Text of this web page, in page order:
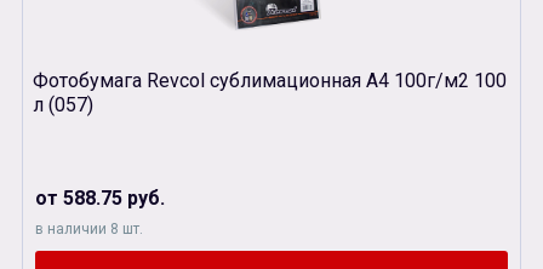
Фотобумага Revcol сублимационная А4 100г/м2 100
л (057)
от 588.75 руб.
в наличии 8 шт.